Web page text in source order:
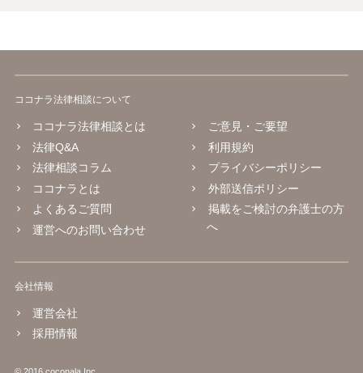
ココナラ法律相談について
ココナラ法律相談とは
法律Q&A
法律相談コラム
ココナラとは
よくあるご質問
運営へのお問い合わせ
ご意見・ご要望
利用規約
プライバシーポリシー
外部送信ポリシー
掲載をご検討の弁護士の方
へ
会社情報
運営会社
採用情報